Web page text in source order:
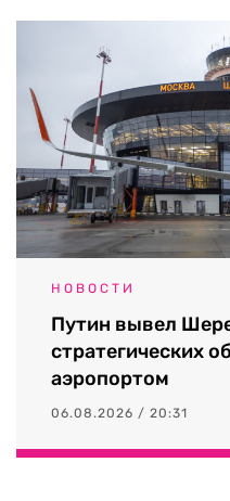
НОВОСТИ
Путин вывел
стратегических
аэропортом
06.08.2026 / 20:31